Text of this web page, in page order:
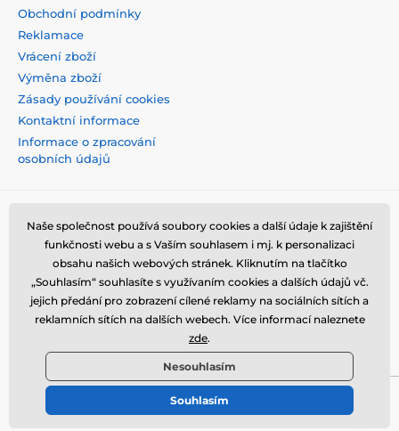
Obchodní podmínky
Reklamace
Vrácení zboží
Výměna zboží
Zásady používání cookies
Kontaktní informace
Informace o zpracování
osobních údajů
© 2026 tvrzenaskla.eu ⦁ E-shop vytvořila
Naše společnost používá soubory cookies a další údaje k zajištění
funkčnosti webu a s Vaším souhlasem i mj. k personalizaci
obsahu našich webových stránek. Kliknutím na tlačítko
„Souhlasím“ souhlasíte s využívaním cookies a dalších údajů vč.
jejich předání pro zobrazení cílené reklamy na sociálních sítích a
reklamních sítích na dalších webech. Více informací naleznete
zde.
Nesouhlasím
Souhlasím